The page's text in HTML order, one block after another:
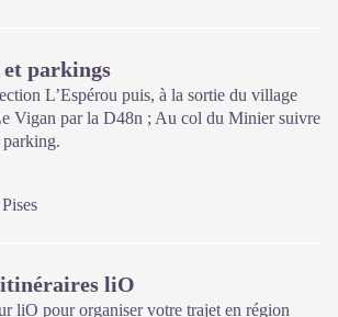
(se renseigner pour les jours et horaires
hivernale)
parkings
L’Espérou puis, à la sortie du village
Vigan par la D48n ; Au col du Minier suivre
parking.
liO
liO pour organiser votre trajet en région